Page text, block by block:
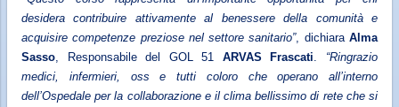
desidera contribuire attivamente al benessere della comunità e
acquisire competenze preziose nel settore sanitario”, dichiaraAlma
Sasso , Responsabile del GOL 51 ARVAS Frascati
“Ringrazio
medici, infermieri, oss e tutti coloro che operano all’interno
dell’Ospedale per la collaborazione e il clima bellissimo di rete che si